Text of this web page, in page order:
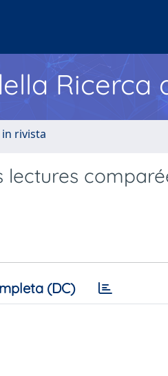
Ricerca
rivista
(DC)